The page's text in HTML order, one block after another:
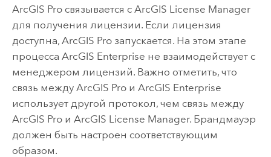
ArcGIS Proсвязывается с ArcGIS License Manager
для получения лицензии. Если лицензия
доступна, ArcGIS Proзапускается. На этом этапе
процесса ArcGIS Enterprise не взаимодействует с
менеджером лицензий. Важно отметить, что
связь между ArcGIS Proи ArcGIS Enterprise
использует другой протокол, чем связь между
ArcGIS Proи ArcGIS License Manager. Брандмауэр
должен быть настроен соответствующим
образом.